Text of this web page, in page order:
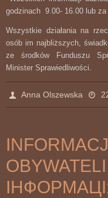
godzinach 9.00- 16.00 lub za
Wszystkie działania na
osób im najbliższych,
ze środków Funduszu
Minister Sprawiedliwości.
Anna Olszewska